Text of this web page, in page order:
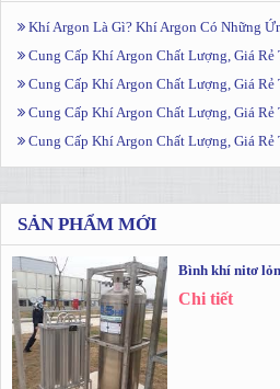
Khí Argon Là Gì? Khí Argon Có Những
Cung Cấp Khí Argon Chất Lượng, Giá Rẻ
Cung Cấp Khí Argon Chất Lượng, Giá Rẻ
Cung Cấp Khí Argon Chất Lượng, Giá Rẻ
Cung Cấp Khí Argon Chất Lượng, Giá Rẻ
SẢN PHẨM MỚI
Bình khí nitơ
Chi tiết